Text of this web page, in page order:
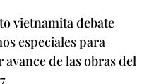
vietnamita debate
especiales para
de las obras del